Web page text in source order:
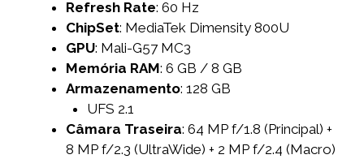
Refresh Rate: 60 Hz
ChipSet: MediaTek Dimensity 800U
GPU: Mali-G57 MC3
Memória RAM: 6 GB / 8 GB
Armazenamento: 128 GB
UFS 2.1
Câmara Traseira: 64 MP f/1.8 (Principal) +
8 MP f/2.3 (UltraWide) + 2 MP f/2.4 (Macro)